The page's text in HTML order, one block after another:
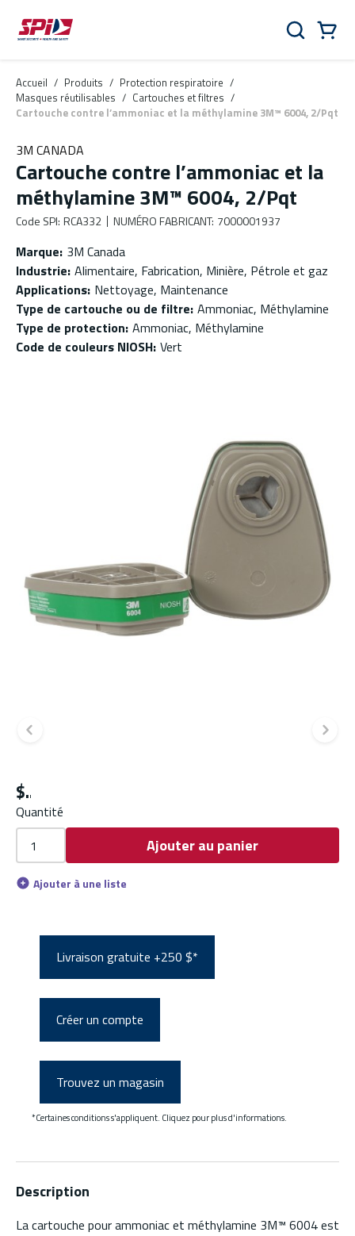
Aller au contenu principal
Skip to menu
Skip to footer
Rechercher
Accueil / Produits / Protection respiratoire /
Masques réutilisables / Cartouches et filtres /
Cartouche contre l’ammoniac et la méthylamine 3M™ 6004, 2/Pqt
3M CANADA
Cartouche contre l’ammoniac et la
méthylamine 3M™ 6004, 2/Pqt
Code SPI: RCA332 NUMÉRO FABRICANT: 7000001937
Marque: 3M Canada
Industrie: Alimentaire, Fabrication, Minière, Pétrole et gaz
Applications: Nettoyage, Maintenance
Type de cartouche ou de filtre: Ammoniac, Méthylamine
Type de protection: Ammoniac, Méthylamine
Code de couleurs NIOSH: Vert
Diapositive précédente
$
Quantité
Ajouter au panier
Ajouter à une liste
Livraison gratuite +250 $*
Créer un compte
Trouvez un magasin
*Certaines conditions s'appliquent. Cliquez pour plus d'informations.
Description
La cartouche pour ammoniac et méthylamine 3M™ 6004 est